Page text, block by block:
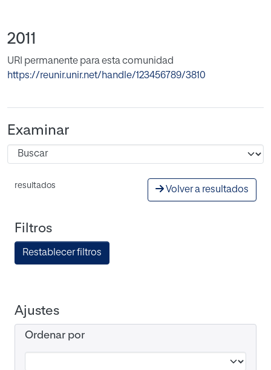
2011
URI permanente para esta comunidad
https://reunir.unir.net/handle/123456789/3810
Examinar
resultados Volver a resultados
Filtros
Restablecer filtros
Ajustes
Ordenar por